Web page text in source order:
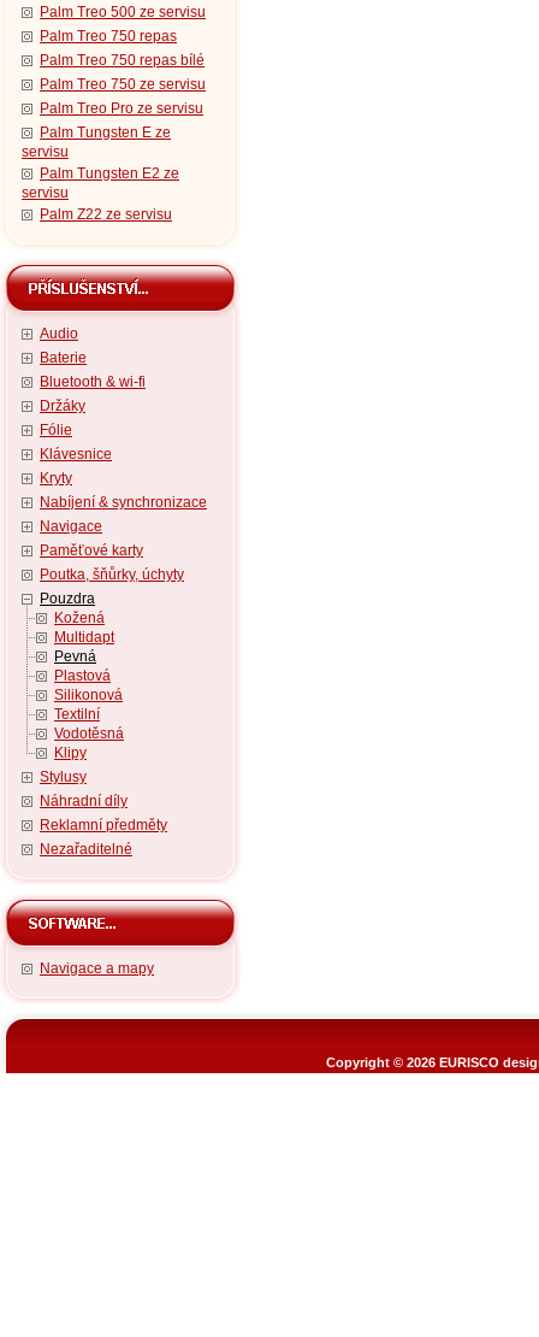
Palm Treo 500 ze servisu
Palm Treo 750 repas
Palm Treo 750 repas bílé
Palm Treo 750 ze servisu
Palm Treo Pro ze servisu
Palm Tungsten E ze
servisu
Palm Tungsten E2 ze
servisu
Palm Z22 ze servisu
Audio
Baterie
Bluetooth & wi-fi
Držáky
Fólie
Klávesnice
Kryty
Nabíjení & synchronizace
Navigace
Paměťové karty
Poutka, šňůrky, úchyty
Pouzdra
Kožená
Multidapt
Pevná
Plastová
Silikonová
Textilní
Vodotěsná
Klipy
Stylusy
Náhradní díly
Reklamní předměty
Nezařaditelné
Navigace a mapy
Copyright © 2026 EURISCO